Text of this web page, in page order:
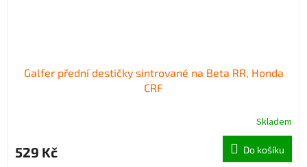
Galfer přední destičky sintrované na Beta RR, Honda
CRF
Skladem
529 Kč Do košíku